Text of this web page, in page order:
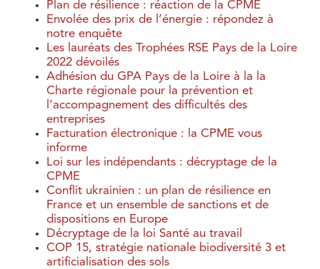
Plan de résilience : réaction de la CPME
Envolée des prix de l’énergie : répondez à
notre enquête
Les lauréats des Trophées RSE Pays de la Loire
2022 dévoilés
Adhésion du GPA Pays de la Loire à la la
Charte régionale pour la prévention et
l’accompagnement des difficultés des
entreprises
Facturation électronique : la CPME vous
informe
Loi sur les indépendants : décryptage de la
CPME
Conflit ukrainien : un plan de résilience en
France et un ensemble de sanctions et de
dispositions en Europe
Décryptage de la loi Santé au travail
COP 15, stratégie nationale biodiversité 3 et
artificialisation des sols